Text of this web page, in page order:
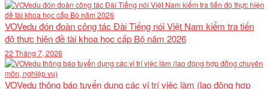
VOVedu đón đoàn công tác Đài Tiếng nói Việt Nam kiểm tra tiến
độ thực hiện đề tài khoa học cấp Bộ năm 2026
22 Tháng 7, 2026
VOVedu thông báo tuyển dụng các vị trí việc làm (lao động hợp